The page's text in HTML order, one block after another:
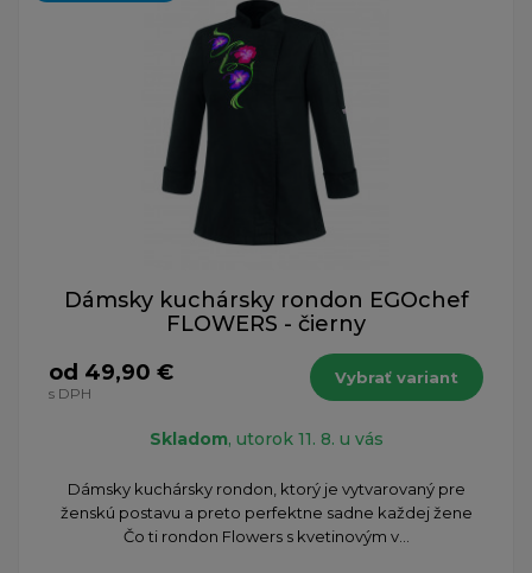
Dámsky kuchársky rondon EGOchef
FLOWERS - čierny
od 49,90 €
s DPH
Vybrať variant
Skladom, utorok 11. 8. u vás
Dámsky kuchársky rondon, ktorý je vytvarovaný pre
ženskú postavu a preto perfektne sadne každej žene
Čo ti rondon Flowers s kvetinovým v...